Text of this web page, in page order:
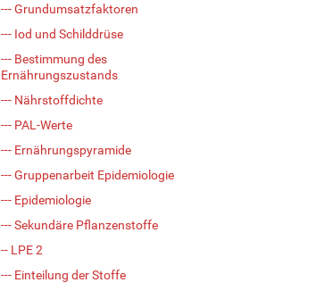
--- Grundumsatzfaktoren
--- Iod und Schilddrüse
--- Bestimmung des
Ernährungszustands
--- Nährstoffdichte
--- PAL-Werte
--- Ernährungspyramide
--- Gruppenarbeit Epidemiologie
--- Epidemiologie
--- Sekundäre Pflanzenstoffe
-- LPE 2
--- Einteilung der Stoffe